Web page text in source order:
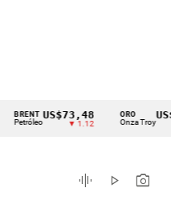
Cintillo
indicadores
económicos
US$73,48
▼ 1.12
ORO
Onza Troy
graphic_eq play_arrow photo_camera